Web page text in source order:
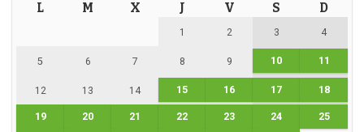
L M X J V S D
1 2 3 4
5 6 7 8 9 10 11
12 13 14 15 16 17 18
19 20 21 22 23 24 25